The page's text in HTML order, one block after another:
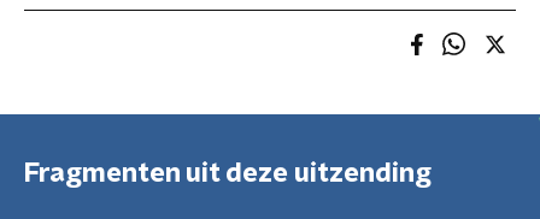
Fragmenten uit deze uitzending